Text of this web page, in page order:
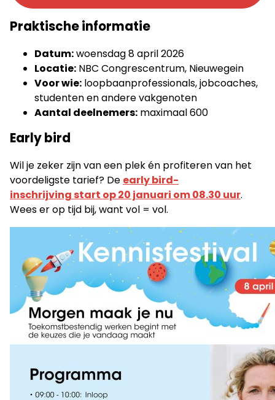
Praktische informatie
Datum:woensdag 8 april 2026
Locatie: NBC Congrescentrum, Nieuwegein
Voor wie: loopbaanprofessionals, jobcoaches,
studenten en andere vakgenoten
Aantal deelnemers: maximaal 600
Early bird
Wil je zeker zijn van een plek én profiteren van het
voordeligste tarief? De early bird-
inschrijving start op 20 januari om 08.30 uur.
Wees er op tijd bij, want vol = vol.